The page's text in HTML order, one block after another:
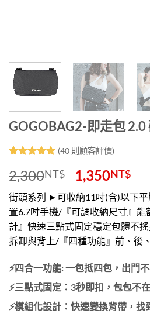
GOGOBAG2-即走包 2.0
5，已有位
顧客進行評
分
(40則顧客評價)
2,300NT$ 1,350NT$
街頭系列 ►可收納11吋(含)以下
置6.7吋手機/『可調收納尺寸』
計』快速三點式固定穩定包體不
拆卸與背上/『四種功能』前、後
⚡四合一功能: 一包抵四包，出門
⚡三點式固定：3秒即扣，包包不
⚡模組化設計：快速變換背帶，